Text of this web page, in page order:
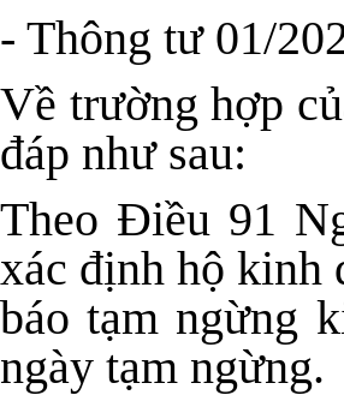
- Thông tư 01/
Về trường hợp
đáp như sau:
Theo Điều 91
xác định hộ kinh
báo tạm ngừng
ngày tạm ngừng.